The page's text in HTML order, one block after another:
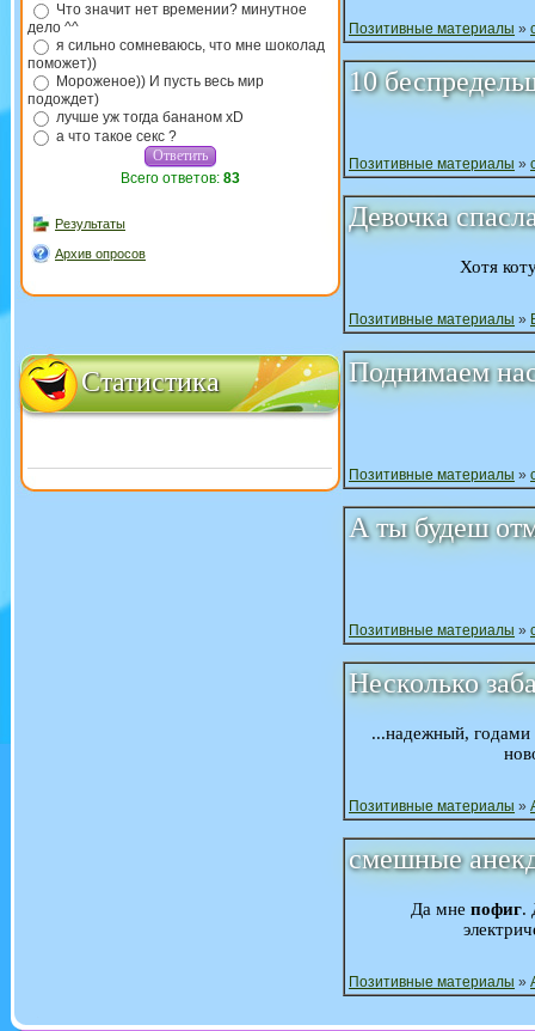
Что значит нет времении? минутное
дело ^^
я сильно сомневаюсь, что мне шоколад
поможет))
Мороженое)) И пусть весь мир
подождет)
лучше уж тогда бананом xD
а что такое секс ?
Всего ответов: 83
Результаты
Архив опросов
Статистика
Позитивные материалы »
10
Позитивные материалы »
Девочка
Хотя
Позитивные материалы »
Поднимаем
Позитивные материалы »
А ты будеш
Позитивные материалы »
Несколько
...надежный,
Позитивные материалы »
смешные
Да мне пофиг.
Позитивные материалы »